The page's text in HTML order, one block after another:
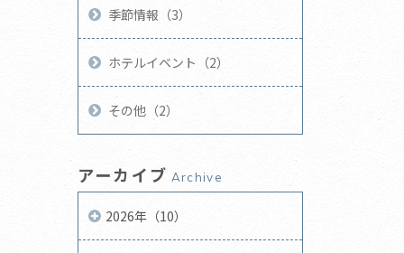
季節情報（3）
ホテルイベント（2）
その他（2）
アーカイブ Archive
2026年（10）